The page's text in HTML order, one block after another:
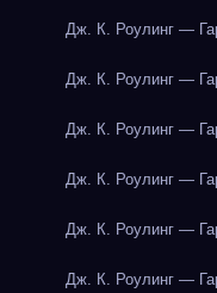
Дж. К. Роулинг —
Дж. К. Роулинг —
Дж. К. Роулинг —
Дж. К. Роулинг —
Дж. К. Роулинг —
Дж. К. Роулинг —